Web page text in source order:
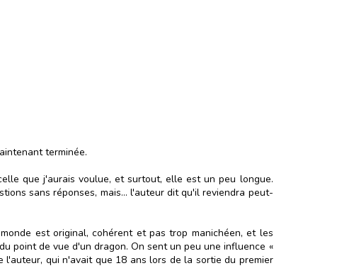
terminée.
que j'aurais voulue, et surtout, elle est un peu longue.
sans réponses, mais... l'auteur dit qu'il reviendra peut-
est original, cohérent et pas trop manichéen, et les
point de vue d'un dragon. On sent un peu une influence «
l'auteur, qui n'avait que 18 ans lors de la sortie du premier